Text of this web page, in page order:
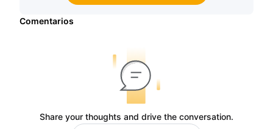
Comentarios
Share your thoughts and drive the conversation.